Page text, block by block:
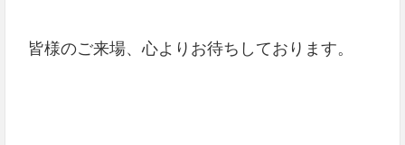
皆様のご来場、心よりお待ちしております。